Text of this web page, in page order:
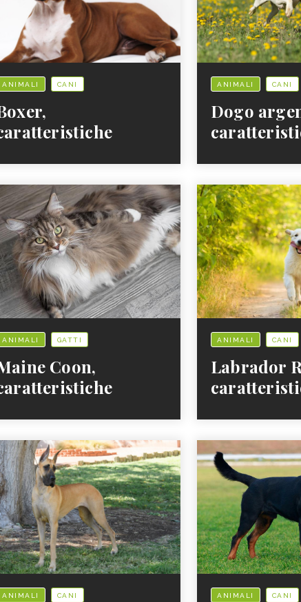
ANIMALI CANI ANIMALI CANI
Dogo
ANIMALI GATTI
Coon,
ANIMALI CANI
Labrador
ANIMALI CANI ANIMALI CANI